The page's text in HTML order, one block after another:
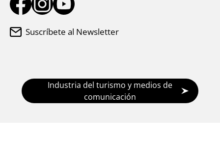
Suscríbete al Newsletter
Industria del turismo y medios de
comunicación